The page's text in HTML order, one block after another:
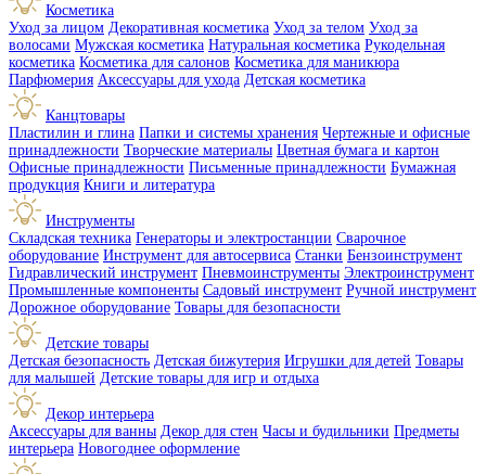
Косметика
Уход за лицом Декоративная косметика Уход за телом Уход за
волосами Мужская косметика Натуральная косметика Рукодельная
косметика Косметика для салонов Косметика для маникюра
Парфюмерия Аксессуары для ухода Детская косметика
Канцтовары
Пластилин и глина Папки и системы хранения Чертежные и офисные
принадлежности Творческие материалы Цветная бумага и картон
Офисные принадлежности Письменные принадлежности Бумажная
продукция Книги и литература
Инструменты
Складская техника Генераторы и электростанции Сварочное
оборудование Инструмент для автосервиса Станки Бензоинструмент
Гидравлический инструмент Пневмоинструменты Электроинструмент
Промышленные компоненты Садовый инструмент Ручной инструмент
Дорожное оборудование Товары для безопасности
Детские товары
Детская безопасность Детская бижутерия Игрушки для детей Товары
для малышей Детские товары для игр и отдыха
Декор интерьера
Аксессуары для ванны Декор для стен Часы и будильники Предметы
интерьера Новогоднее оформление